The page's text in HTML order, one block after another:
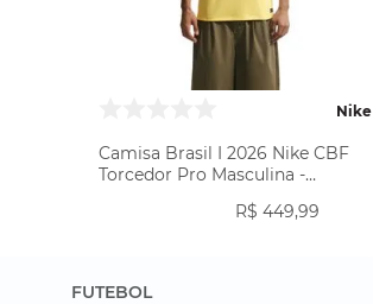
Nike
Camisa Brasil I 2026 Nike CBF
Torcedor Pro Masculina -
R$ 449,99
FUTEBOL